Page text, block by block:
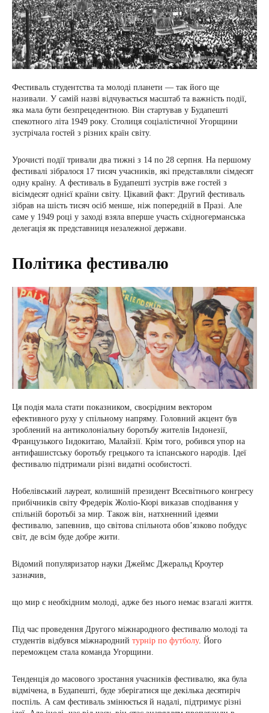
Фестиваль студентства та молоді планети — так його ще
називали. У самій назві відчувається масштаб та важність події,
яка мала бути безпрецедентною. Він стартував у Будапешті
спекотного літа 1949 року. Столиця соціалістичної Угорщини
зустрічала гостей з різних країн світу.
Урочисті події тривали два тижні з 14 по 28 серпня. На першому
фестивалі зібралося 17 тисяч учасників, які представляли сімдесят
одну країну. А фестиваль в Будапешті зустрів вже гостей з
вісімдесят однієї країни світу. Цікавий факт: Другий фестиваль
зібрав на шість тисяч осіб менше, ніж попередній в Празі. Але
саме у 1949 році у заході взяла вперше участь східногерманська
делегація як представниця незалежної держави.
Політика фестивалю
Ця подія мала стати показником, своєрідним вектором
ефективного руху у спільному напряму. Головний акцент був
зроблений на антиколоніальну боротьбу жителів Індонезії,
Французького Індокитаю, Малайзії. Крім того, робився упор на
антифашистську боротьбу грецького та іспанського народів. Ідеї
фестивалю підтримали різні видатні особистості.
Нобелівський лауреат, колишній президент Всесвітнього конгресу
прибічників світу Фредерік Жоліо-Кюрі виказав сподівання у
спільній боротьбі за мир. Також він, натхненний ідеями
фестивалю, запевнив, що світова спільнота обов’язково побудує
світ, де всім буде добре жити.
Відомий популяризатор науки Джеймс Джеральд Кроутер
зазначив,
що мир є необхідним молоді, адже без нього немає взагалі життя.
Під час проведення Другого міжнародного фестивалю молоді та
студентів відбувся міжнародний турнір по футболу. Його
переможцем стала команда Угорщини.
Тенденція до масового зростання учасників фестивалю, яка була
відмічена, в Будапешті, буде зберігатися ще декілька десятиріч
поспіль. А сам фестиваль змінюється й надалі, підтримує різні